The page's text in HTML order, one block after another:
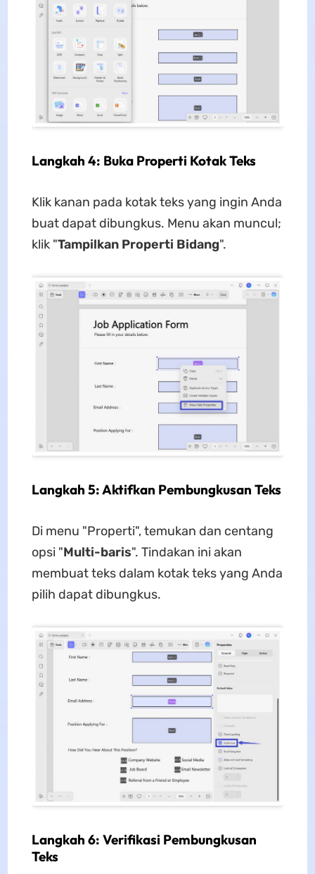
Langkah 4: Buka Properti Kotak Teks
Klik kanan pada kotak teks yang ingin Anda
buat dapat dibungkus. Menu akan muncul;
klik "Tampilkan Properti Bidang".
Langkah 5: Aktifkan Pembungkusan Teks
Di menu "Properti", temukan dan centang
opsi "Multi-baris". Tindakan ini akan
membuat teks dalam kotak teks yang Anda
pilih dapat dibungkus.
Langkah 6: Verifikasi Pembungkusan
Teks